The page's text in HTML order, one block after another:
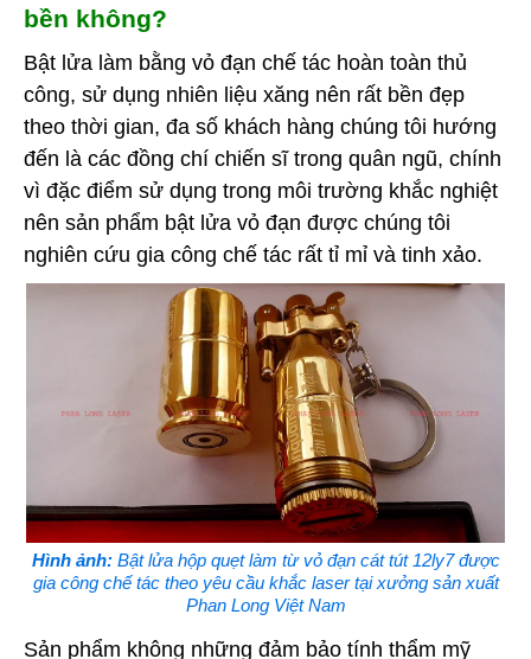
bền không?
Bật lửa làm bằng vỏ đạn chế tác hoàn toàn thủ
công, sử dụng nhiên liệu xăng nên rất bền đẹp
theo thời gian, đa số khách hàng chúng tôi hướng
đến là các đồng chí chiến sĩ trong quân ngũ, chính
vì đặc điểm sử dụng trong môi trường khắc nghiệt
nên sản phẩm bật lửa vỏ đạn được chúng tôi
nghiên cứu gia công chế tác rất tỉ mỉ và tinh xảo.
Hình ảnh:Bật lửa hộp quẹt làm từ vỏ đạn cát tút 12ly7 được
gia công chế tác theo yêu cầu khắc laser tại xưởng sản xuất
Phan Long Việt Nam
Sản phẩm không những đảm bảo tính thẩm mỹ